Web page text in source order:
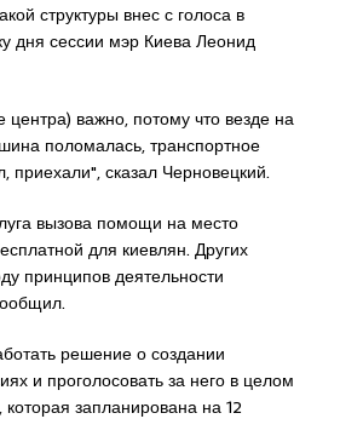
структуры внес с голоса в
дня сессии мэр Киева Леонид
важно, потому что везде на
поломалась, транспортное
приехали", сказал Черновецкий.
вызова помощи на место
для киевлян. Других
принципов деятельности
решение о создании
и проголосовать за него в целом
запланирована на 12